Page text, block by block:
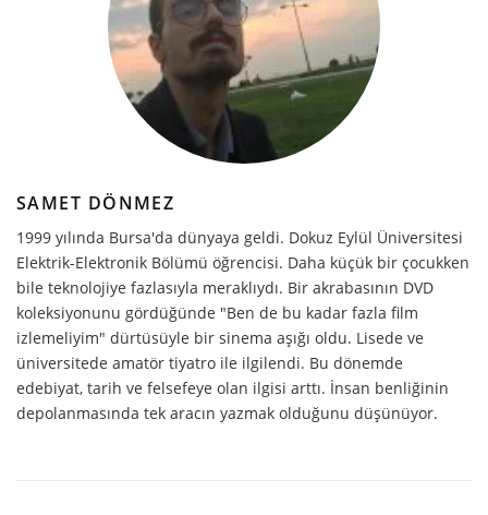
SAMET DÖNMEZ
1999 yılında Bursa'da dünyaya geldi. Dokuz Eylül Üniversitesi
Elektrik-Elektronik Bölümü öğrencisi. Daha küçük bir çocukken
bile teknolojiye fazlasıyla meraklıydı. Bir akrabasının DVD
koleksiyonunu gördüğünde "Ben de bu kadar fazla film
izlemeliyim" dürtüsüyle bir sinema aşığı oldu. Lisede ve
üniversitede amatör tiyatro ile ilgilendi. Bu dönemde
edebiyat, tarih ve felsefeye olan ilgisi arttı. İnsan benliğinin
depolanmasında tek aracın yazmak olduğunu düşünüyor.